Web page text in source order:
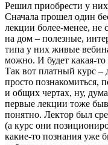
Решил приобрести у
Сначала прошел один
лекции более-менее, не
на дом – полезные,
типа у них живые
можно. И будет какая-
Так вот платный курс –
просто познакомиться,
и общих чертах, ну,
первые лекции тоже
понятно. Лектор был
(а курс они
какие-то познания уже